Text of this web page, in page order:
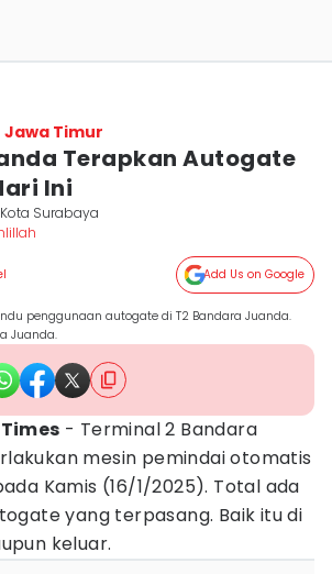
Jawa Timur
Terapkan Autogate
Ini
Kota Surabaya
Add Us on Google
penggunaan autogate di T2 Bandara Juanda.
Juanda.
- Terminal 2 Bandara
mesin pemindai otomatis
Kamis (16/1/2025). Total ada
yang terpasang. Baik itu di
keluar.